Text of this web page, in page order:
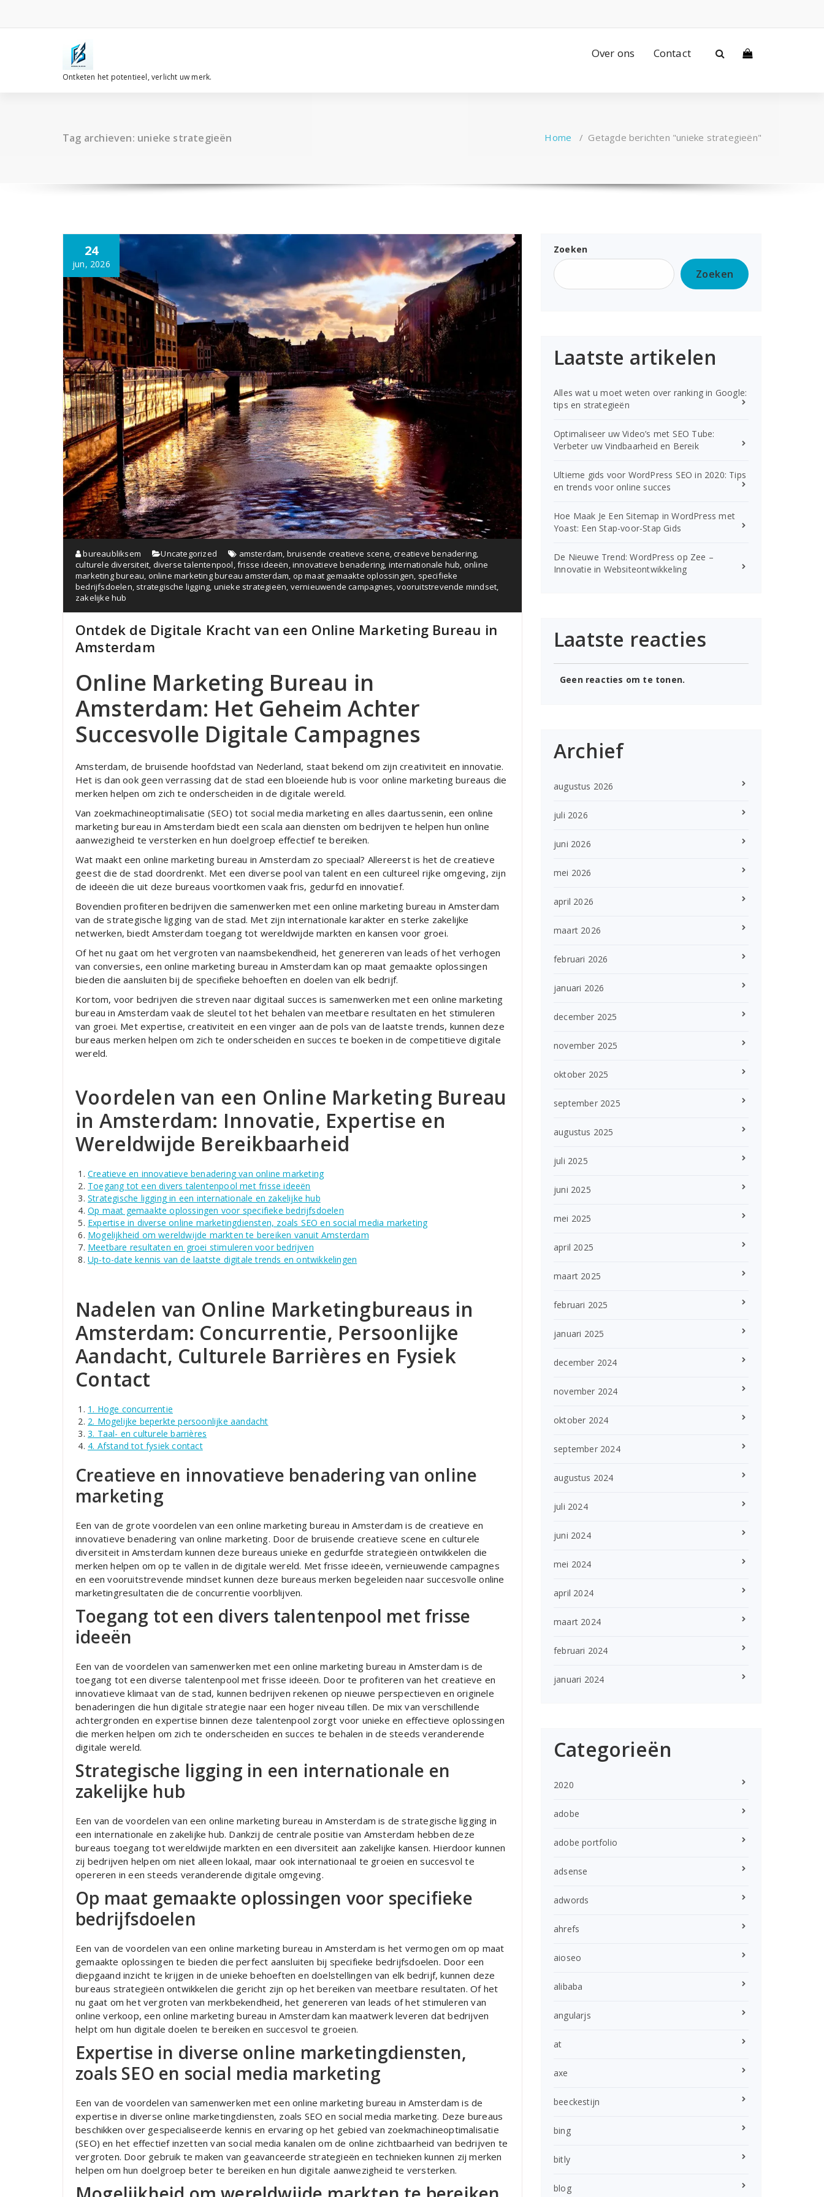
de
Ontketen het potentieel, verlicht uw merk.
Over ons Contact
Tag archieven: unieke strategieën Home / Getagde berichten "unieke strategieën"
24
jun, 2026
bureaubliksem Uncategorized amsterdam, bruisende creatieve scene,creatieve benadering,
culturele diversiteit, diverse talentenpool,frisse ideeën,innovatieve benadering, internationale hub, online
marketing bureau, online marketing bureau amsterdam, op maat gemaakte oplossingen, specifieke
bedrijfsdoelen, strategische ligging, unieke strategieën, vernieuwende campagnes,vooruitstrevende mindset,
zakelijke hub
Ontdek de Digitale Kracht van een Online Marketing Bureau in
Amsterdam
Online Marketing Bureau in
Amsterdam: Het Geheim Achter
Succesvolle Digitale Campagnes
Amsterdam, de bruisende hoofdstad van Nederland, staat bekend om zijn creativiteit en innovatie.
Het is dan ook geen verrassing dat de stad een bloeiende hub is voor online marketing bureaus die
merken helpen om zich te onderscheiden in de digitale wereld.
Van zoekmachineoptimalisatie (SEO) tot social media marketing en alles daartussenin, een online
marketing bureau in Amsterdam biedt een scala aan diensten om bedrijven te helpen hun online
aanwezigheid te versterken en hun doelgroep effectief te bereiken.
Wat maakt een online marketing bureau in Amsterdam zo speciaal? Allereerst is het de creatieve
geest die de stad doordrenkt. Met een diverse pool van talent en een cultureel rijke omgeving, zijn
de ideeën die uit deze bureaus voortkomen vaak fris, gedurfd en innovatief.
Bovendien profiteren bedrijven die samenwerken met een online marketing bureau in Amsterdam
van de strategische ligging van de stad. Met zijn internationale karakter en sterke zakelijke
netwerken, biedt Amsterdam toegang tot wereldwijde markten en kansen voor groei.
Of het nu gaat om het vergroten van naamsbekendheid, het genereren van leads of het verhogen
van conversies, een online marketing bureau in Amsterdam kan op maat gemaakte oplossingen
bieden die aansluiten bij de specifieke behoeften en doelen van elk bedrijf.
Kortom, voor bedrijven die streven naar digitaal succes is samenwerken met een online marketing
bureau in Amsterdam vaak de sleutel tot het behalen van meetbare resultaten en het stimuleren
van groei. Met expertise, creativiteit en een vinger aan de pols van de laatste trends, kunnen deze
bureaus merken helpen om zich te onderscheiden en succes te boeken in de competitieve digitale
wereld.
Voordelen van een Online Marketing Bureau
in Amsterdam: Innovatie, Expertise en
Wereldwijde Bereikbaarheid
Creatieve en innovatieve benadering van online marketing
Toegang tot een divers talentenpool met frisse ideeën
Strategische ligging in een internationale en zakelijke hub
Op maat gemaakte oplossingen voor specifieke bedrijfsdoelen
Expertise in diverse online marketingdiensten, zoals SEO en social media marketing
Mogelijkheid om wereldwijde markten te bereiken vanuit Amsterdam
Meetbare resultaten en groei stimuleren voor bedrijven
Up-to-date kennis van de laatste digitale trends en ontwikkelingen
Nadelen van Online Marketingbureaus in
Amsterdam: Concurrentie, Persoonlijke
Aandacht, Culturele Barrières en Fysiek
Contact
1. Hoge concurrentie
2. Mogelijke beperkte persoonlijke aandacht
3. Taal- en culturele barrières
4. Afstand tot fysiek contact
Creatieve en innovatieve benadering van online
marketing
Een van de grote voordelen van een online marketing bureau in Amsterdam is de creatieve en
innovatieve benadering van online marketing. Door de bruisende creatieve scene en culturele
diversiteit in Amsterdam kunnen deze bureaus unieke en gedurfde strategieën ontwikkelen die
merken helpen om op te vallen in de digitale wereld. Met frisse ideeën, vernieuwende campagnes
en een vooruitstrevende mindset kunnen deze bureaus merken begeleiden naar succesvolle online
marketingresultaten die de concurrentie voorblijven.
Toegang tot een divers talentenpool met frisse
ideeën
Een van de voordelen van samenwerken met een online marketing bureau in Amsterdam is de
toegang tot een diverse talentenpool met frisse ideeën. Door te profiteren van het creatieve en
innovatieve klimaat van de stad, kunnen bedrijven rekenen op nieuwe perspectieven en originele
benaderingen die hun digitale strategie naar een hoger niveau tillen. De mix van verschillende
achtergronden en expertise binnen deze talentenpool zorgt voor unieke en effectieve oplossingen
die merken helpen om zich te onderscheiden en succes te behalen in de steeds veranderende
digitale wereld.
Strategische ligging in een internationale en
zakelijke hub
Een van de voordelen van een online marketing bureau in Amsterdam is de strategische ligging in
een internationale en zakelijke hub. Dankzij de centrale positie van Amsterdam hebben deze
bureaus toegang tot wereldwijde markten en een diversiteit aan zakelijke kansen. Hierdoor kunnen
zij bedrijven helpen om niet alleen lokaal, maar ook internationaal te groeien en succesvol te
opereren in een steeds veranderende digitale omgeving.
Op maat gemaakte oplossingen voor specifieke
bedrijfsdoelen
Een van de voordelen van een online marketing bureau in Amsterdam is het vermogen om op maat
gemaakte oplossingen te bieden die perfect aansluiten bij specifieke bedrijfsdoelen. Door een
diepgaand inzicht te krijgen in de unieke behoeften en doelstellingen van elk bedrijf, kunnen deze
bureaus strategieën ontwikkelen die gericht zijn op het bereiken van meetbare resultaten. Of het
nu gaat om het vergroten van merkbekendheid, het genereren van leads of het stimuleren van
online verkoop, een online marketing bureau in Amsterdam kan maatwerk leveren dat bedrijven
helpt om hun digitale doelen te bereiken en succesvol te groeien.
Expertise in diverse online marketingdiensten,
zoals SEO en social media marketing
Een van de voordelen van samenwerken met een online marketing bureau in Amsterdam is de
expertise in diverse online marketingdiensten, zoals SEO en social media marketing. Deze bureaus
beschikken over gespecialiseerde kennis en ervaring op het gebied van zoekmachineoptimalisatie
(SEO) en het effectief inzetten van social media kanalen om de online zichtbaarheid van bedrijven te
vergroten. Door gebruik te maken van geavanceerde strategieën en technieken kunnen zij merken
helpen om hun doelgroep beter te bereiken en hun digitale aanwezigheid te versterken.
Zoeken
Zoeken
Laatste artikelen
Alles wat u moet weten over ranking in Google:
tips en strategieën
Optimaliseer uw Video’s met SEO Tube:
Verbeter uw Vindbaarheid en Bereik
Ultieme gids voor WordPress SEO in 2020: Tips
en trends voor online succes
Hoe Maak Je Een Sitemap in WordPress met
Yoast: Een Stap-voor-Stap Gids
De Nieuwe Trend: WordPress op Zee –
Innovatie in Websiteontwikkeling
Laatste reacties
Geen reacties om te tonen.
Archief
augustus 2026
juli 2026
juni 2026
mei 2026
april 2026
maart 2026
februari 2026
januari 2026
december 2025
november 2025
oktober 2025
september 2025
augustus 2025
juli 2025
juni 2025
mei 2025
april 2025
maart 2025
februari 2025
januari 2025
december 2024
november 2024
oktober 2024
september 2024
augustus 2024
juli 2024
juni 2024
mei 2024
april 2024
maart 2024
februari 2024
januari 2024
Categorieën
2020
adobe
adobe portfolio
adsense
adwords
ahrefs
aioseo
alibaba
angularjs
at
axe
beeckestijn
bing
bitly
blog